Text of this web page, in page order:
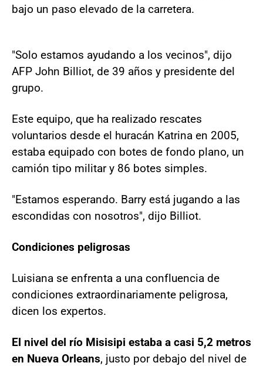
bajo un paso elevado de la carretera.
"Solo estamos ayudando a los vecinos", dijo
AFP John Billiot, de 39 años y presidente del
grupo.
Este equipo, que ha realizado rescates
voluntarios desde el huracán Katrina en 2005,
estaba equipado con botes de fondo plano, un
camión tipo militar y 86 botes simples.
"Estamos esperando. Barry está jugando a las
escondidas con nosotros", dijo Billiot.
Condiciones peligrosas
Luisiana se enfrenta a una confluencia de
condiciones extraordinariamente peligrosa,
dicen los expertos.
El nivel del río Misisipi estaba a casi 5,2 metros
en Nueva Orleans, justo por debajo del nivel de